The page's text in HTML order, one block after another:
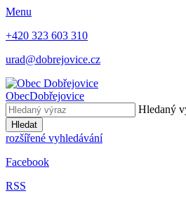
Menu
+420 323 603 310
urad@dobrejovice.cz
ObecDobřejovice
Hledaný
Hledat
rozšířené vyhledávání
Facebook
RSS